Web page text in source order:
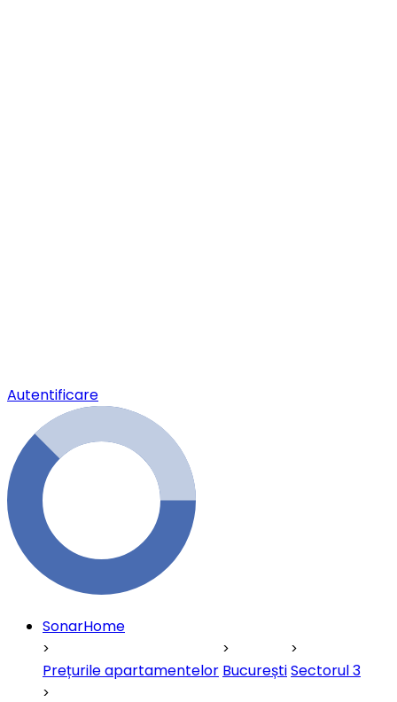
Autentificare
SonarHome
Prețurile apartamentelor BucureștiSectorul 3